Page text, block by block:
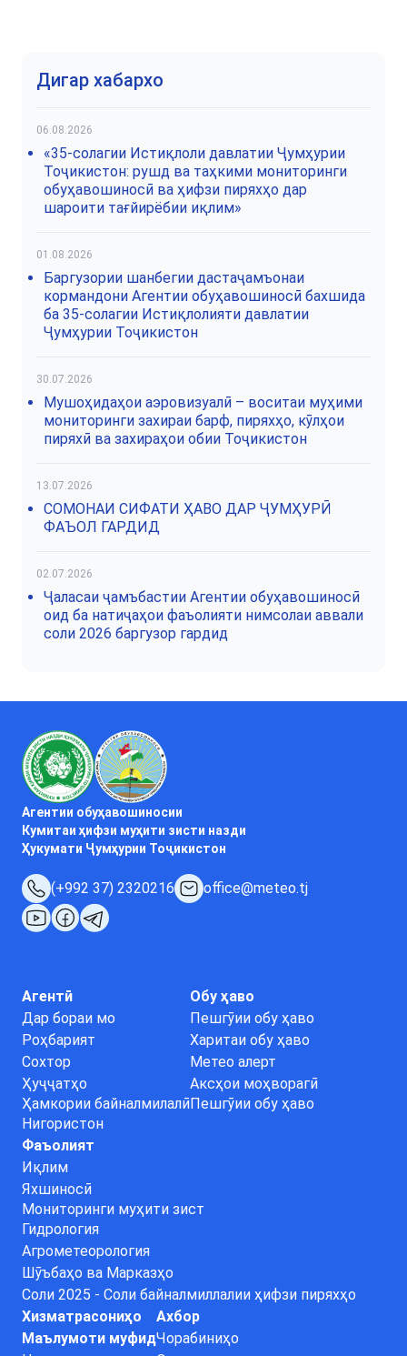
Дигар хабархо
06.08.2026
«35-солагии Истиқлоли давлатии Ҷумҳурии
Тоҷикистон: рушд ва таҳкими мониторинги
обуҳавошиносӣ ва ҳифзи пиряхҳо дар
шароити тағйирёбии иқлим»
01.08.2026
Баргузории шанбегии дастаҷамъонаи
кормандони Агентии обуҳавошиносӣ бахшида
ба 35-солагии Истиқлолияти давлатии
Ҷумҳурии Тоҷикистон
30.07.2026
Мушоҳидаҳои аэровизуалӣ – воситаи муҳими
мониторинги захираи барф, пиряхҳо, кӯлҳои
пиряхӣ ва захираҳои обии Тоҷикистон
13.07.2026
СОМОНАИ СИФАТИ ҲАВО ДАР ҶУМҲУРӢ
ФАЪОЛ ГАРДИД
02.07.2026
Ҷаласаи ҷамъбастии Агентии обуҳавошиносӣ
оид ба натиҷаҳои фаъолияти нимсолаи аввали
соли 2026 баргузор гардид
Агентии обуҳавошиносии
Кумитаи ҳифзи муҳити зисти назди
Ҳукумати Ҷумҳурии Тоҷикистон
(+992 37) 2320216 office@meteo.tj
Агентӣ
Дар бораи мо
Роҳбарият
Сохтор
Ҳуҷҷатҳо
Ҳамкории байналмилалӣ
Нигористон
Обу ҳаво
Пешгӯии обу ҳаво
Харитаи обу ҳаво
Метео алерт
Аксҳои моҳворагӣ
Пешгӯии обу ҳаво
Фаъолият
Иқлим
Яхшиносӣ
Мониторинги муҳити зист
Гидрология
Агрометеорология
Шӯъбаҳо ва Марказҳо
Соли 2025 - Соли байналмиллалии ҳифзи пиряхҳо
Хизматрасониҳо
Маълумоти муфид
Ахбор
Чорабиниҳо